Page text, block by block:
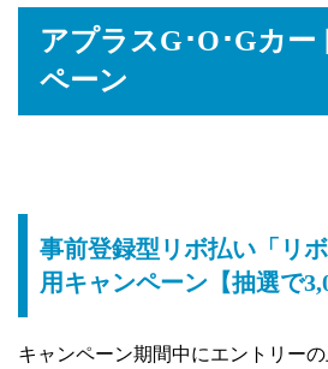
アプラスG･O･Gカー
ペーン
事前登録型リボ払い「リ
用キャンペーン【抽選で
キャンペーン期間中にエントリーの